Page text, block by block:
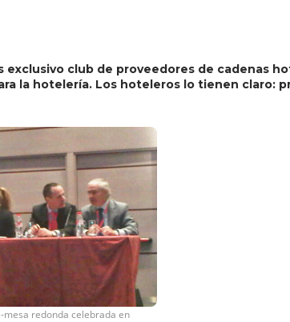
club de proveedores de cadenas
la hotelería. Los hoteleros lo tienen claro:
mesa redonda celebrada en